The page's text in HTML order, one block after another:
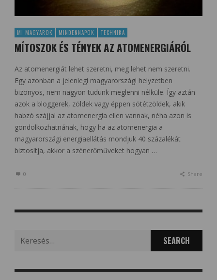
MI MAGYAROK MINDENNAPOK TECHNIKA
MÍTOSZOK ÉS TÉNYEK AZ ATOMENERGIÁRÓL
Az atomenergiát lehet szeretni, meg lehet nem szeretni.
Egy azonban a jelenlegi magyarországi helyzetben
bizonyos, nem nagyon tudunk meglenni nélküle. Így aztán
azok a bloggerek, zöldek vagy éppen sötétzöldek, akik
habzó szájjal az atomenergia ellen vannak, néha azon is
gondolkozhatnának, hogy ha az atomenergia a
magyarországi energiaellátás mondjuk 40 százalékát
biztosítja, akkor a szénerőműveket hogyan …
0 Share